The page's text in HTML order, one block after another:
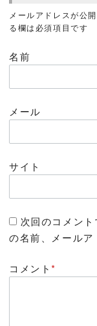
メールアドレスが公
る欄は必須項目です
名前
メール
サイト
次回のコメン
の名前、メールア
コメント*